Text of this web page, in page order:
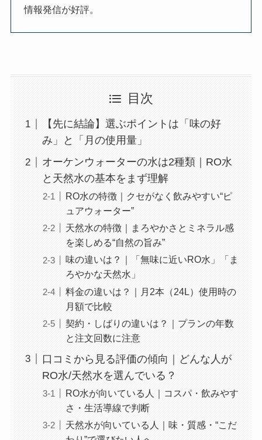
情報発信が好評。
目次
【先に結論】選ぶポイントは「味の好
み」と「月の使用量」
オーケンウォーターの水は2種類｜RO水
と天然水の基本をまず理解
RO水の特徴｜クセがなく飲みやすい“ピ
ュアウォーター”
天然水の特徴｜まろやかさとミネラル感
を楽しめる“自然の旨み”
味の違いは？｜「無味に近いRO水」「ま
ろやかな天然水」
料金の違いは？｜月2本（24L）使用時の
月額で比較
契約・しばりの違いは？｜プランの年数
と注文回数に注意
口コミから見る評価の傾向｜どんな人が
RO水/天然水を選んでいる？
RO水が向いている人｜コスパ・飲みやす
さ・生活導線で判断
天然水が向いている人｜味・質感・“こだ